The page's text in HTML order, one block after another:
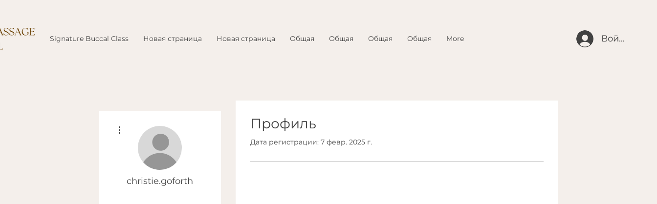
Signature Buccal Class Новая страница Новая страница Общая Общая Общая Общая More Войти
Профиль
Дата регистрации: 7 февр. 2025 г.
christie.goforth